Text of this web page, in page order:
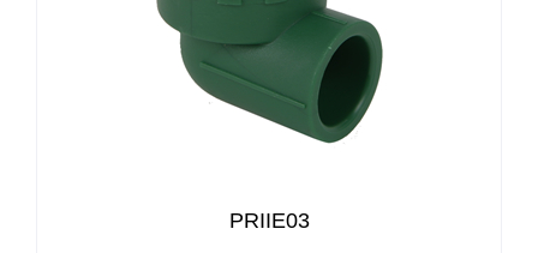
PRIIE03